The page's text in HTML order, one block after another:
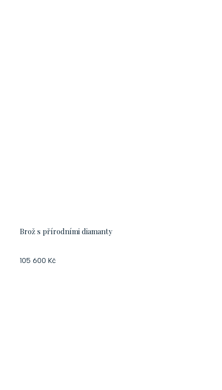
Brož s přírodními diamanty
105 600 Kč